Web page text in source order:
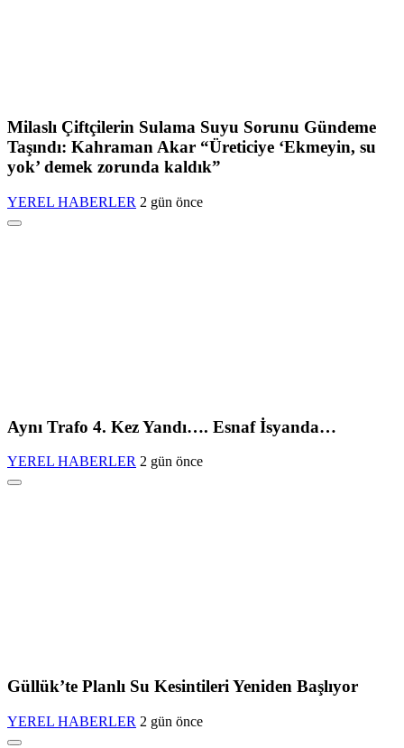
Milaslı Çiftçilerin Sulama Suyu Sorunu Gündeme
Taşındı: Kahraman Akar “Üreticiye ‘Ekmeyin, su
yok’ demek zorunda kaldık”
YEREL HABERLER 2 gün önce
Aynı Trafo 4. Kez Yandı…. Esnaf İsyanda…
YEREL HABERLER 2 gün önce
Güllük’te Planlı Su Kesintileri Yeniden Başlıyor
YEREL HABERLER 2 gün önce